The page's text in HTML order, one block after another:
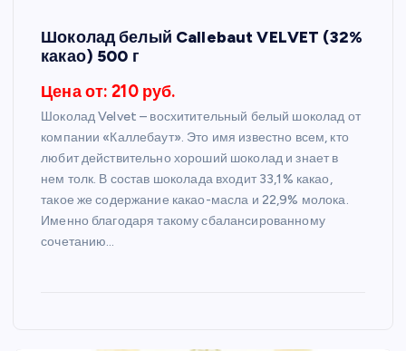
Шоколад белый Callebaut VELVET (32%
какао) 500 г
Цена от: 210 руб.
Шоколад Velvet – восхитительный белый шоколад от
компании «Каллебаут». Это имя известно всем, кто
любит действительно хороший шоколад и знает в
нем толк. В состав шоколада входит 33,1% какао,
такое же содержание какао-масла и 22,9% молока.
Именно благодаря такому сбалансированному
сочетанию…